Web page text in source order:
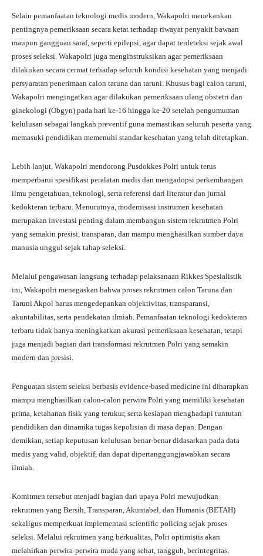
Selain pemanfaatan teknologi medis modern, Wakapolri menekankan
pentingnya pemeriksaan secara ketat terhadap riwayat penyakit bawaan
maupun gangguan saraf, seperti epilepsi, agar dapat terdeteksi sejak awal
proses seleksi. Wakapolri juga menginstruksikan agar pemeriksaan
dilakukan secara cermat terhadap seluruh kondisi kesehatan yang menjadi
persyaratan penerimaan calon taruna dan taruni. Khusus bagi calon taruni,
Wakapolri mengingatkan agar dilakukan pemeriksaan ulang obstetri dan
ginekologi (Obgyn) pada hari ke-16 hingga ke-20 setelah pengumuman
kelulusan sebagai langkah preventif guna memastikan seluruh peserta yang
memasuki pendidikan memenuhi standar kesehatan yang telah ditetapkan.
Lebih lanjut, Wakapolri mendorong Pusdokkes Polri untuk terus
memperbarui spesifikasi peralatan medis dan mengadopsi perkembangan
ilmu pengetahuan, teknologi, serta referensi dari literatur dan jurnal
kedokteran terbaru. Menurutnya, modernisasi instrumen kesehatan
merupakan investasi penting dalam membangun sistem rekrutmen Polri
yang semakin presisi, transparan, dan mampu menghasilkan sumber daya
manusia unggul sejak tahap seleksi.
Melalui pengawasan langsung terhadap pelaksanaan Rikkes Spesialistik
ini, Wakapolri menegaskan bahwa proses rekrutmen calon Taruna dan
Taruni Akpol harus mengedepankan objektivitas, transparansi,
akuntabilitas, serta pendekatan ilmiah. Pemanfaatan teknologi kedokteran
terbaru tidak hanya meningkatkan akurasi pemeriksaan kesehatan, tetapi
juga menjadi bagian dari transformasi rekrutmen Polri yang semakin
modern dan presisi.
Penguatan sistem seleksi berbasis evidence-based medicine ini diharapkan
mampu menghasilkan calon-calon perwira Polri yang memiliki kesehatan
prima, ketahanan fisik yang terukur, serta kesiapan menghadapi tuntutan
pendidikan dan dinamika tugas kepolisian di masa depan. Dengan
demikian, setiap keputusan kelulusan benar-benar didasarkan pada data
medis yang valid, objektif, dan dapat dipertanggungjawabkan secara
ilmiah.
Komitmen tersebut menjadi bagian dari upaya Polri mewujudkan
rekrutmen yang Bersih, Transparan, Akuntabel, dan Humanis (BETAH)
sekaligus memperkuat implementasi scientific policing sejak proses
seleksi. Melalui rekrutmen yang berkualitas, Polri optimistis akan
melahirkan perwira-perwira muda yang sehat, tangguh, berintegritas,